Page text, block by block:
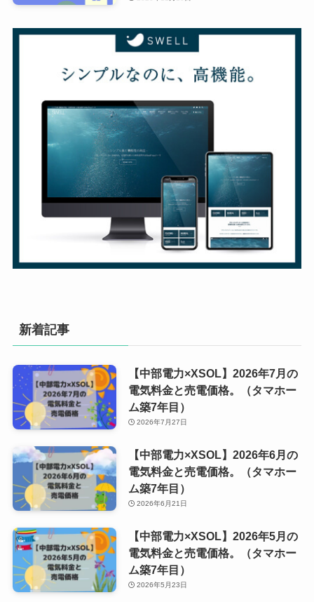
新着記事
【中部電力×XSOL】2026年7月の
電気料金と売電価格。（タマホー
ム築7年目）
2026年7月27日
【中部電力×XSOL】2026年6月の
電気料金と売電価格。（タマホー
ム築7年目）
2026年6月21日
【中部電力×XSOL】2026年5月の
電気料金と売電価格。（タマホー
ム築7年目）
2026年5月23日